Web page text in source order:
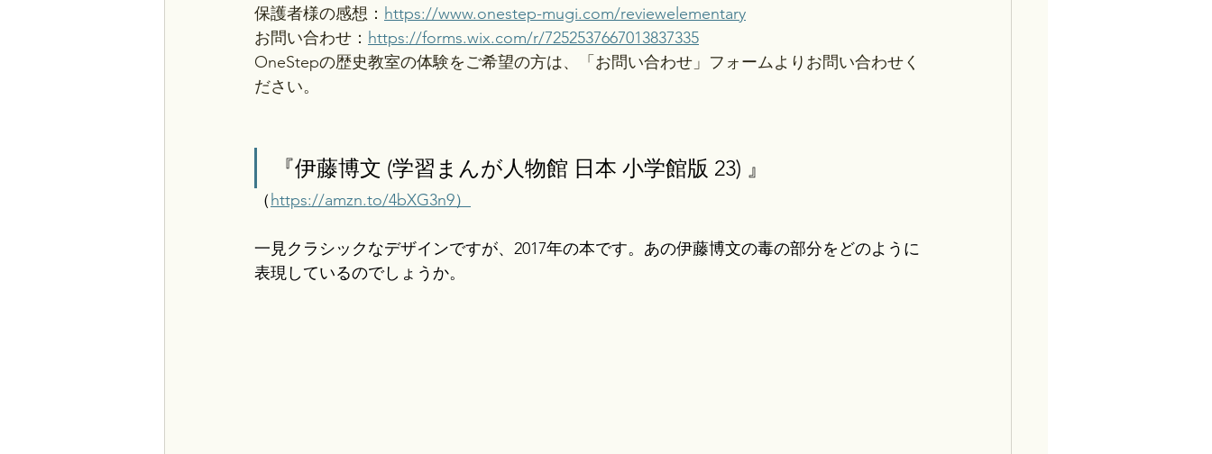
保護者様の感想： https://www.onestep-mugi.com/reviewelementary
お問い合わせ： https://forms.wix.com/r/7252537667013837335
OneStepの歴史教室の体験をご希望の方は、「お問い合わせ」フォームよりお問い合わせく
ださい。
『伊藤博文 (学習まんが人物館 日本 小学館版 23) 』
（ https://amzn.to/4bXG3n9）
一見クラシックなデザインですが、2017年の本です。あの伊藤博文の毒の部分をどのように
表現しているのでしょうか。